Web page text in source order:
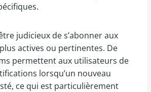
judicieux de s’abonner aux
actives ou pertinentes. De
permettent aux utilisateurs de
lorsqu’un nouveau
ce qui est particulièrement